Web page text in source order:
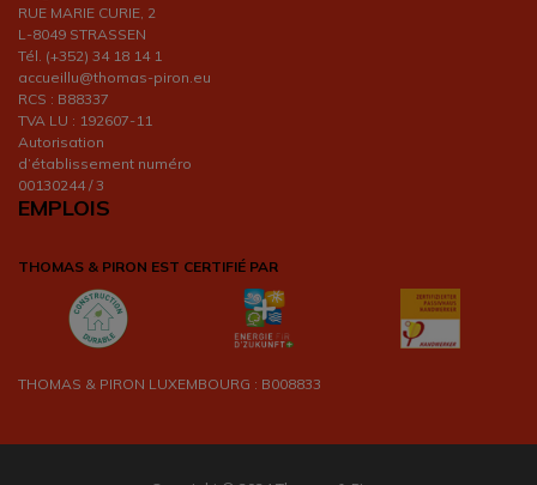
RUE MARIE CURIE, 2
L-8049 STRASSEN
Tél. (+352) 34 18 14 1
accueillu@thomas-piron.eu
RCS : B88337
TVA LU : 192607-11
Autorisation
d’établissement numéro
00130244 / 3
EMPLOIS
THOMAS & PIRON EST CERTIFIÉ PAR
THOMAS & PIRON LUXEMBOURG : B008833